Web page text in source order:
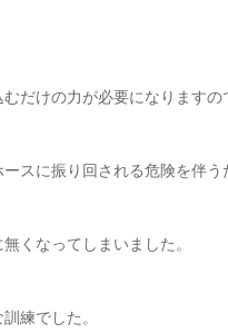
だけの力が必要になります
スに振り回される危険を伴
くなってしまいました。
練でした。